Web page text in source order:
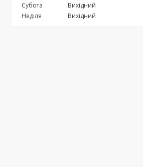
Субота
Вихідний
Неділя
Вихідний